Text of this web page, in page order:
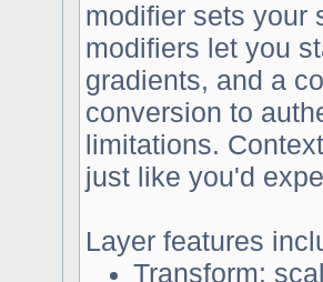
modifier sets your
modifiers let you
gradients, and a
conversion to
limitations.
just like you'd
Layer features
Transform: